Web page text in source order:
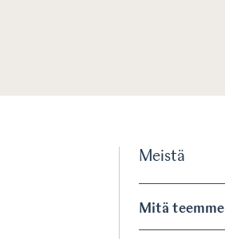
Meistä
Mitä teemme